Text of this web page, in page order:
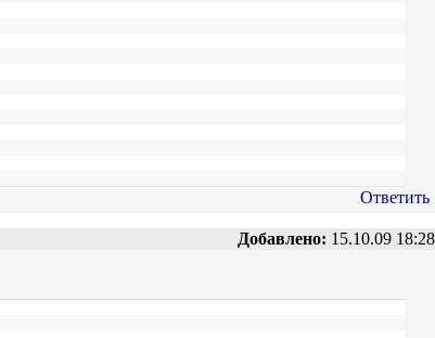
Ответить
Добавлено: 15.10.09 18:28